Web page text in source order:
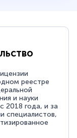
реестре
и науки
2018 года, и за
специалистов,